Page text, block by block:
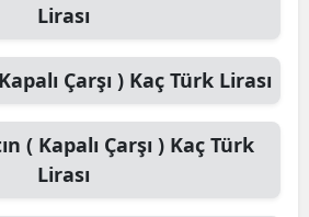
Lirası
Çarşı ) Kaç Türk Lirası
( Kapalı Çarşı )Kaç Türk
Lirası